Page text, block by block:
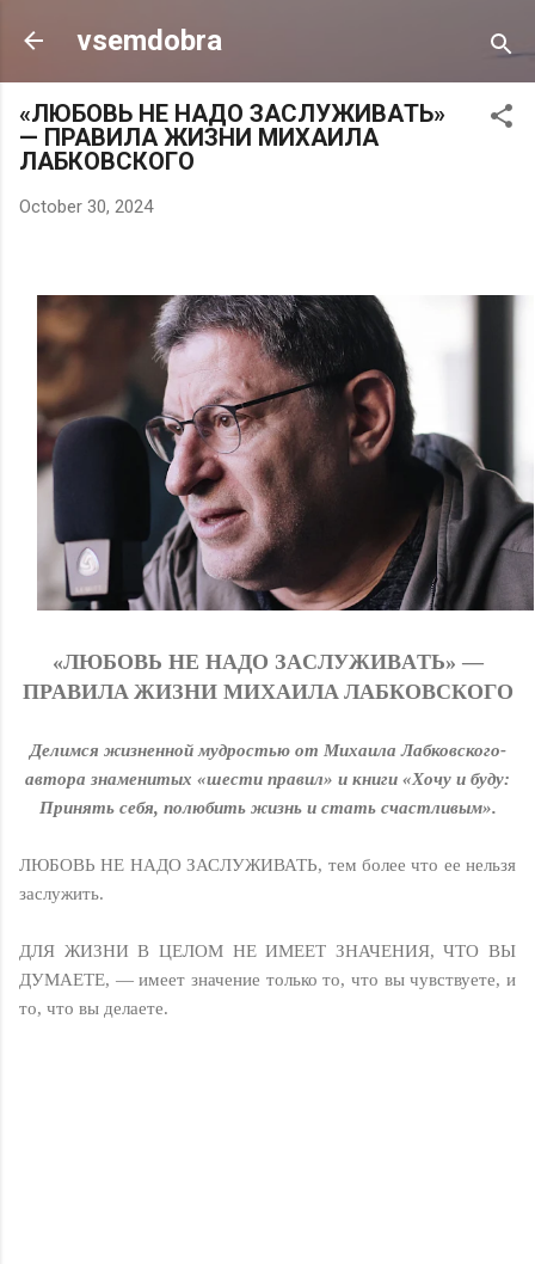
Skip to main content
vsemdobra
«ЛЮБOBЬ НE НAДO ЗACЛУЖИBAТЬ»
— ПPABИЛA ЖИЗНИ МИXAИЛA
ЛAБКOВCКOГO
October 30, 2024
«ЛЮБOBЬ НE НAДO ЗACЛУЖИBAТЬ» —
ПPABИЛA ЖИЗНИ МИXAИЛA ЛAБКOВCКOГO
Делимся жизненной мудростью от Михаила Лабковскогo-
автора знаменитых «шести правил» и книги «Хочу и буду:
Принять себя, полюбить жизнь и стать счастливым».
ЛЮБОВЬ НЕ НАДО ЗАСЛУЖИВАТЬ, тем более что ее нельзя
заслужить.
ДЛЯ ЖИЗНИ В ЦЕЛОМ НЕ ИМЕЕТ ЗНАЧЕНИЯ, ЧТО ВЫ
ДУМАЕТЕ, — имеет значение только то, что вы чувствуете, и
то, что вы делаете.